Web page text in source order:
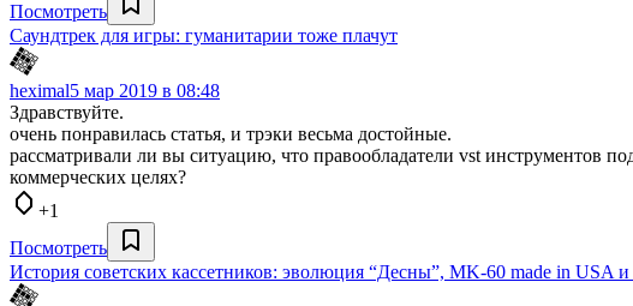
Посмотреть
Саундтрек для игры: гуманитарии тоже плачут
heximal5 мар 2019 в 08:48
Здравствуйте.
очень понравилась статья, и трэки весьма достойные.
рассматривали ли вы ситуацию, что правообладатели vst инструментов
коммерческих целях?
+1
Посмотреть
История советских кассетников: эволюция “Десны”, MK-60 made in USA